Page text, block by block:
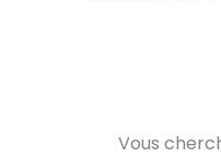
Vous